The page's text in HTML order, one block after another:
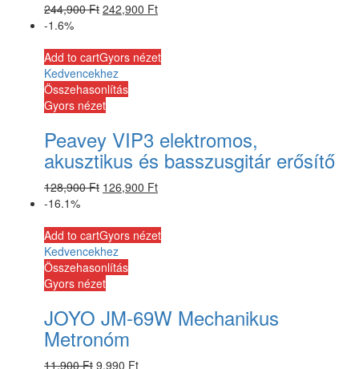
244,900Ft 242,900 Ft
-1.6%
Add to cartGyors nézet
Kedvencekhez
Összehasonlítás
Gyors nézet
Peavey VIP3 elektromos,
akusztikus és basszusgitár erősítő
128,900Ft 126,900 Ft
-16.1%
Add to cartGyors nézet
Kedvencekhez
Összehasonlítás
Gyors nézet
JOYO JM-69W Mechanikus
Metronóm
11,900Ft 9,990 Ft